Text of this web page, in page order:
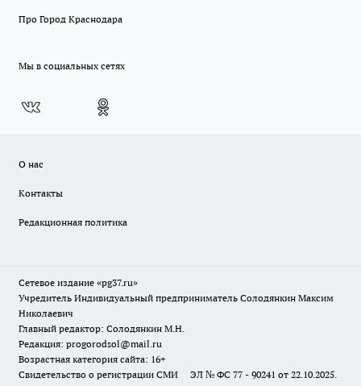
Про Город Краснодара
Мы в социальных сетях
О нас
Контакты
Редакционная политика
Сетевое издание «pg37.ru»
Учредитель Индивидуальный предприниматель Солодянкин Максим
Николаевич
Главный редактор: Солодянкин М.Н.
Редакция: progorodsol@mail.ru
Возрастная категория сайта: 16+
Свидетельство о регистрации СМИ ЭЛ № ФС 77 - 90241 от 22.10.2025.